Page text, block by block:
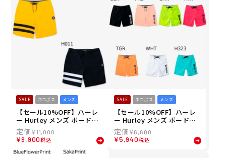
SALE ネコポス メンズ
【セール10%OFF】ハーレ
ー Hurley メンズ ボードシ
ョーツ トランクス PHANTO
M+ ブロックパーティ レネ
ゲード 18" MBS0010910 26
SU
¥11,000
¥9,900税込
SALE ネコポス メンズ
【セール10%OFF】ハーレ
ー Hurley メンズ ボードシ
ョーツ トランクス ワンアン
ドオンリー ソリッド 20" M
BS0011000J 26SU
¥6,600
¥5,940税込